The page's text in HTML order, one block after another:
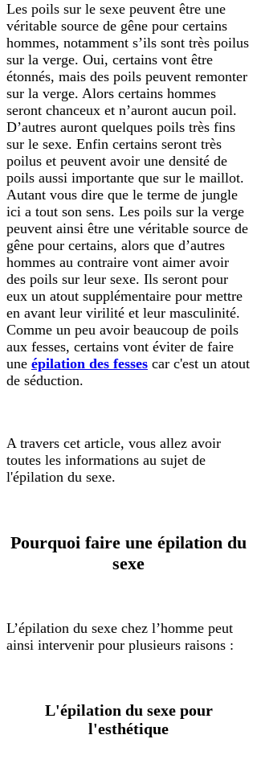
Les poils sur le sexe peuvent être une
véritable source de gêne pour certains
hommes, notamment s’ils sont très poilus
sur la verge. Oui, certains vont être
étonnés, mais des poils peuvent remonter
sur la verge. Alors certains hommes
seront chanceux et n’auront aucun poil.
D’autres auront quelques poils très fins
sur le sexe. Enfin certains seront très
poilus et peuvent avoir une densité de
poils aussi importante que sur le maillot.
Autant vous dire que le terme de jungle
ici a tout son sens. Les poils sur la verge
peuvent ainsi être une véritable source de
gêne pour certains, alors que d’autres
hommes au contraire vont aimer avoir
des poils sur leur sexe. Ils seront pour
eux un atout supplémentaire pour mettre
en avant leur virilité et leur masculinité.
Comme un peu avoir beaucoup de poils
aux fesses, certains vont éviter de faire
une épilation des fesses car c'est un atout
de séduction.
A travers cet article, vous allez avoir
toutes les informations au sujet de
l'épilation du sexe.
Pourquoi faire une épilation du
sexe
L’épilation du sexe chez l’homme peut
ainsi intervenir pour plusieurs raisons :
L'épilation du sexe pour
l'esthétique